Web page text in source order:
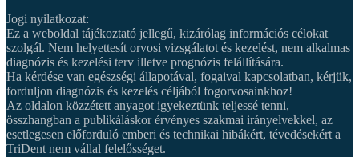
Jogi nyilatkozat:
Ez a weboldal tájékoztató jellegű, kizárólag információs célokat
szolgál. Nem helyettesít orvosi vizsgálatot és kezelést, nem alkalmas
diagnózis és kezelési terv illetve prognózis felállítására.
Ha kérdése van egészségi állapotával, fogaival kapcsolatban, kérjük,
forduljon diagnózis és kezelés céljából fogorvosainkhoz!
Az oldalon közzétett anyagot igyekeztünk teljessé tenni,
összhangban a publikáláskor érvényes szakmai irányelvekkel, az
esetlegesen előforduló emberi és technikai hibákért, tévedésekért a
TriDent nem vállal felelősséget.